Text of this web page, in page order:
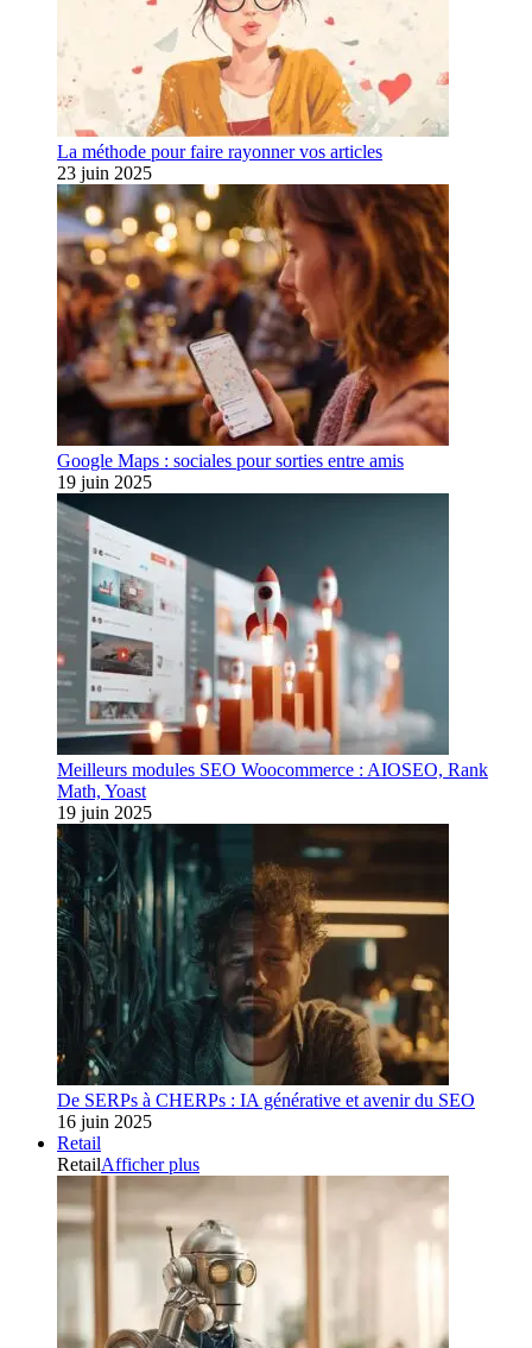
La méthode pour faire rayonner vos articles
23 juin 2025
Google Maps : sociales pour sorties entre amis
19 juin 2025
Meilleurs modules SEO Woocommerce : AIOSEO, Rank
Math, Yoast
19 juin 2025
De SERPs à CHERPs : IA générative et avenir du SEO
16 juin 2025
Retail
RetailAfficher plus